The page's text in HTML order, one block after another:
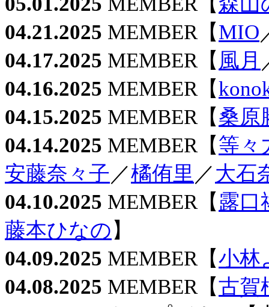
04.21.2025 MEMBER【MIO
04.17.2025 MEMBER【 風月
04.16.2025 MEMBER【
04.15.2025 MEMBER【桑原
04.14.2025 MEMBER【等々
安藤奈々子 ／橘侑里 ／大石
04.10.2025 MEMBER【 露口
藤本ひなの 】
04.09.2025 MEMBER【小林
04.08.2025 MEMBER【古賀